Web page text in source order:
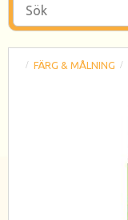
FÄRG & MÅLNING